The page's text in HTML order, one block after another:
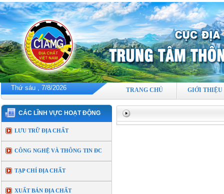
Thứ sáu , 7/8/2026 TRANG CHỦ GIỚI THIỆU
CÁC LĨNH VỰC HOẠT ĐỘNG
LƯU TRỮ ĐỊA CHẤT
CÔNG NGHỆ VÀ THÔNG TIN ĐC
TẠP CHÍ ĐỊA CHẤT
XUẤT BẢN ĐỊA CHẤT